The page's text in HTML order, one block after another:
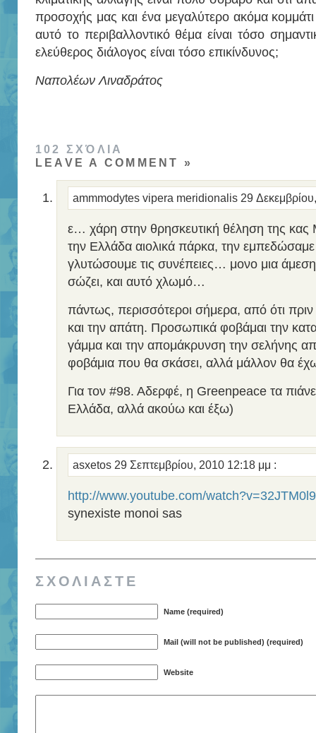
προσοχής μας και ένα μεγαλύτερο ακόμα
αυτό το περιβαλλοντικό θέμα είναι τόσο
ελεύθερος διάλογος είναι τόσο επικίνδυνος;
Ναπολέων Λιναδράτος
102 ΣΧΌΛΙΑ
LEAVE A COMMENT »
ammmodytes vipera meridionalis 29
ε… χάρη στην θρησκευτική θέληση της κας
την Ελλάδα αιολικά πάρκα, την
γλυτώσουμε τις συνέπειες… μονο μια άμεση
σώζει, και αυτό χλωμό…
πάντως, περισσότεροι σήμερα, από ότι
και την απάτη. Προσωπικά φοβάμαι την
γάμμα και την απομάκρυνση την σελήνης
φοβάμια που θα σκάσει, αλλά μάλλον θα
Για τον #98. Αδερφέ, η Greenpeace τα
Ελλάδα, αλλά ακούω και έξω)
asxetos 29 Σεπτεμβρίου, 2010 12:18 μμ :
http://www.youtube.com/
synexiste monoi sas
ΣΧΟΛΙΑΣΤΕ
Name (required)
Mail (will not be published) (required)
Website